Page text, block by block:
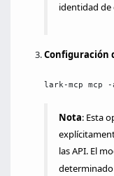
identidad de
Configuración
lark-mcp mcp
Nota: Esta
las API. El
determinado